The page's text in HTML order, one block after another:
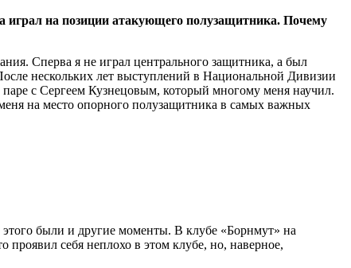
на позиции атакующего полузащитника. Почему
Сперва я не играл центрального защитника, а был
нескольких лет выступлений в Национальной Дивизии
с Сергеем Кузнецовым, который многому меня научил.
на место опорного полузащитника в самых важных
были и другие моменты. В клубе «Борнмут» на
себя неплохо в этом клубе, но, наверное,